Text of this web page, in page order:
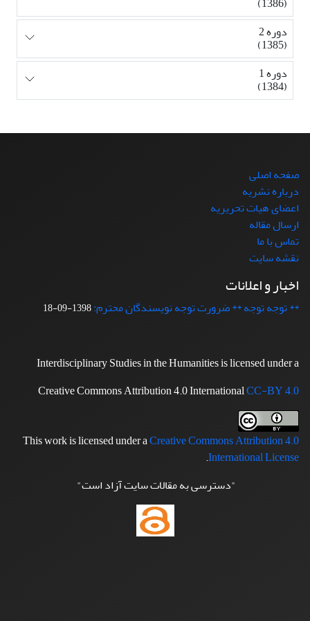
دوره 2
(1385)
دوره 1
(1384)
صفحه اصلی
درباره نشریه
اعضای هیات تحریریه
ارسال مقاله
تماس با ما
نقشه سایت
اخبار و اعلانات
** توجه توجه ** ضرورت توجه نویسندگان محترم:1398-09-18
Interdisciplinary Studies in the Humanities is licensed under a
Creative Commons Attribution 4.0 InternationalCC-BY 4.0
This work is licensed under aCreative Commons Attribution 4.0
International License
.
"دسترسی به مقالات سایت آزاد است"